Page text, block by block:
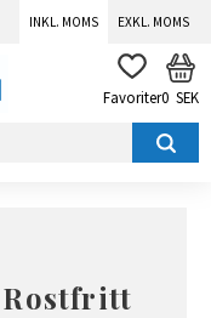
INKL. MOMS EXKL. MOMS
FAVORITER
0 SEK
Rostfritt